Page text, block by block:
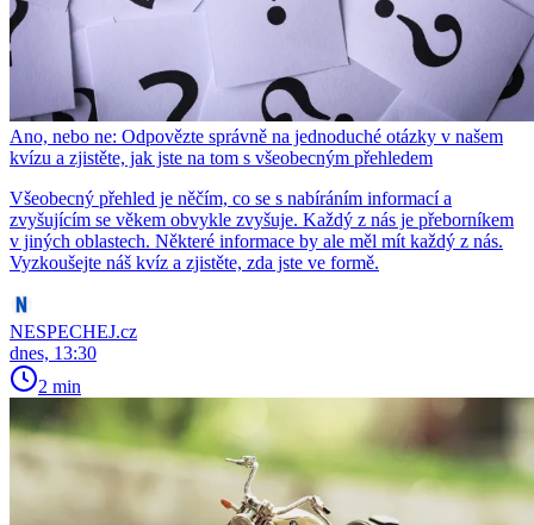
Ano, nebo ne: Odpovězte správně na jednoduché otázky v našem
kvízu a zjistěte, jak jste na tom s všeobecným přehledem
Všeobecný přehled je něčím, co se s nabíráním informací a
zvyšujícím se věkem obvykle zvyšuje. Každý z nás je přeborníkem
v jiných oblastech. Některé informace by ale měl mít každý z nás.
Vyzkoušejte náš kvíz a zjistěte, zda jste ve formě.
NESPECHEJ.cz
dnes, 13:30
2 min